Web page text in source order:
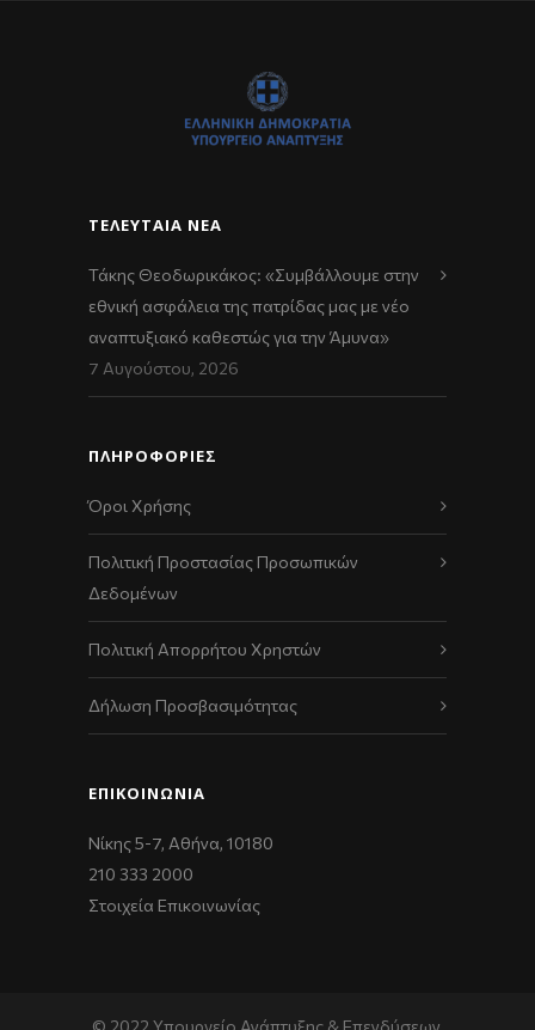
ΤΕΛΕΥΤΑΊΑ ΝΈΑ
Τάκης Θεοδωρικάκος: «Συμβάλλουμε στην
εθνική ασφάλεια της πατρίδας μας με νέο
αναπτυξιακό καθεστώς για την Άμυνα»
7 Αυγούστου, 2026
ΠΛΗΡΟΦΟΡΙΕΣ
Όροι Χρήσης
Πολιτική Προστασίας Προσωπικών
Δεδομένων
Πολιτική Απορρήτου Χρηστών
Δήλωση Προσβασιμότητας
ΕΠΙΚΟΙΝΩΝΊΑ
Νίκης 5-7, Αθήνα, 10180
210 333 2000
Στοιχεία Επικοινωνίας